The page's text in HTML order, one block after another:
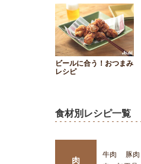
ビールに合う！おつまみ
レシピ
食材別レシピ一覧
肉
牛肉 豚肉